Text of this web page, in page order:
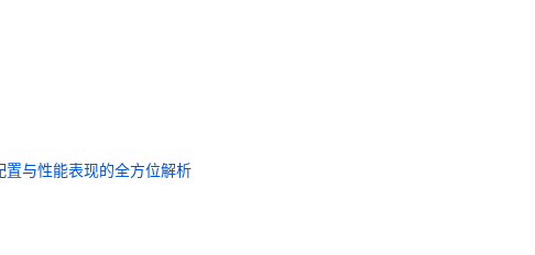
置与性能表现的全方位解析